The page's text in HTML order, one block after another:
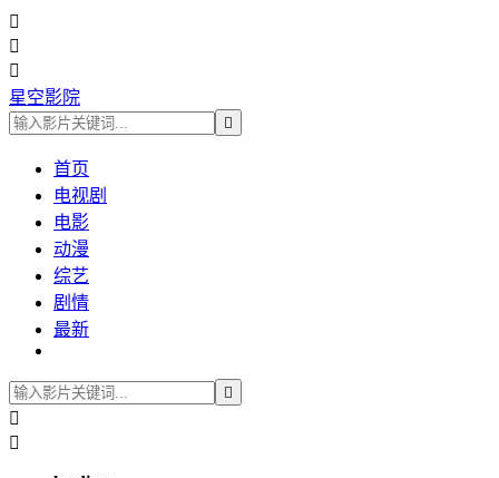



星空影院

首页
电视剧
电影
动漫
综艺
剧情
最新


